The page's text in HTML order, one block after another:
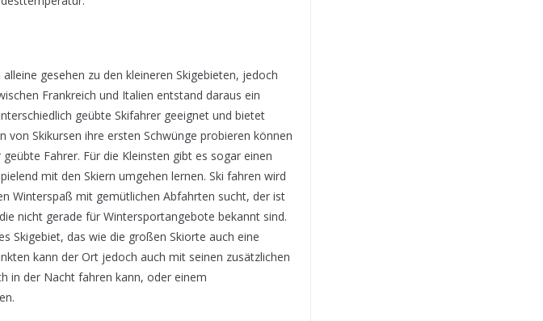
gesehen zu den kleineren Skigebieten, jedoch
Frankreich und Italien entstand daraus ein
geübte Skifahrer geeignet und bietet
Skikursen ihre ersten Schwünge probieren können
Fahrer. Für die Kleinsten gibt es sogar einen
mit den Skiern umgehen lernen. Ski fahren wird
Winterspaß mit gemütlichen Abfahrten sucht, der ist
nicht gerade für Wintersportangebote bekannt sind.
Skigebiet, das wie die großen Skiorte auch eine
kann der Ort jedoch auch mit seinen zusätzlichen
in der Nacht fahren kann, oder einem